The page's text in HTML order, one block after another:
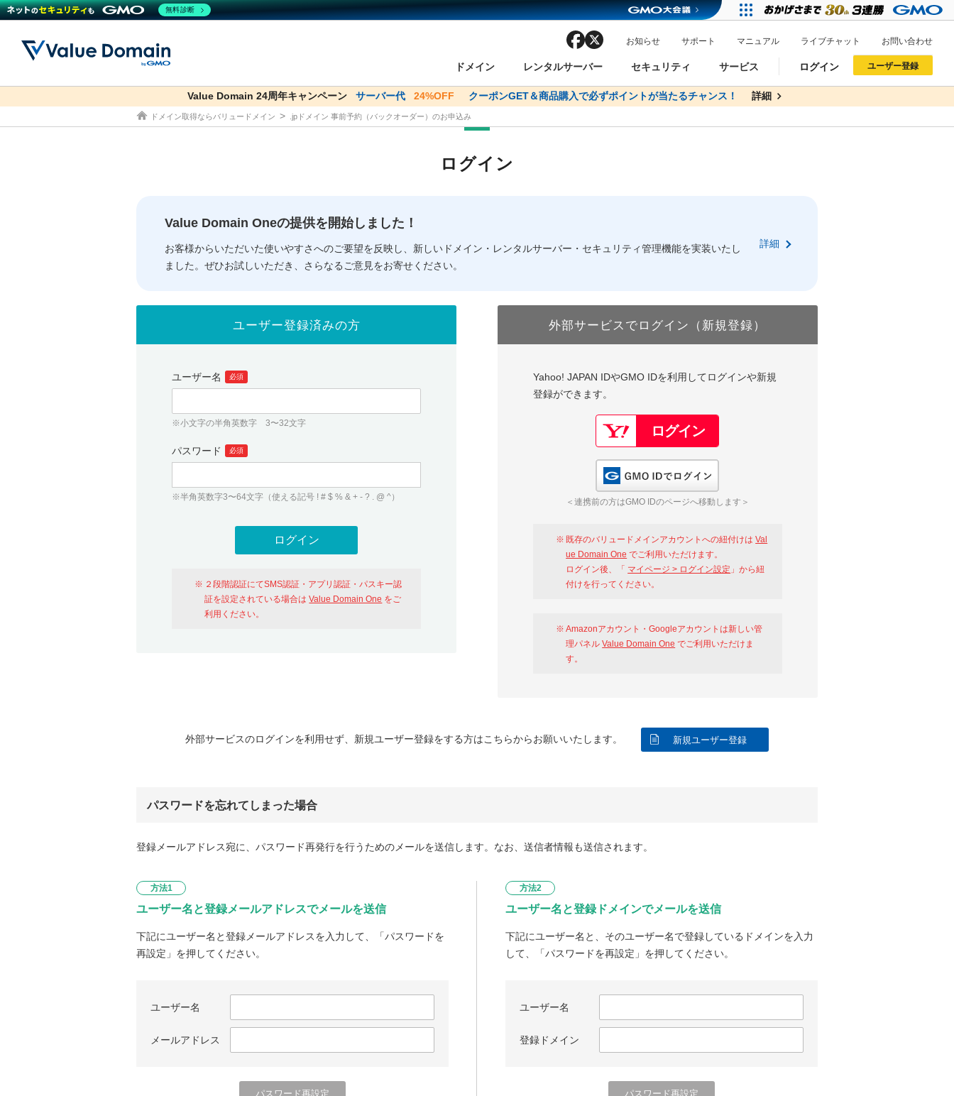
ドメイン
ドメイン ドメイン検索
ドメイン一括検索
人気ドメインの種類 WHOIS検索
レンタルサーバー
レンタルサーバー コアサーバー
セキュリティ
セキュリティ Value Domain ネットde診断
サービス
サービス お得意様割引
バリュードメインAPI
facebook お知らせ サポート マニュアル ライブチャット お問い合わせ
ログイン
従来のバリュードメインをご利用希望の方 おすすめ One レンタルサーバーを含む最新の機能を使う方
以下でもログイン可能
ユーザー登録
従来のバリュードメインをご利用希望の方 おすすめ One レンタルサーバーを含む最新の機能を使う方
以下でも登録可能
Value Domain 24周年キャンペーン サーバー代 24%OFF クーポンGET＆商品購入で必ずポイントが当たるチャンス！ 詳細
co.jpドメイン✕コアサーバーV2ビジネス応援キャンペーン サーバー料金1年間無料 詳細
ドメイン取得ならバリュードメイン .jpドメイン 事前予約（バックオーダー）のお申込み
ログイン
Value Domain Oneの提供を開始しました！
お客様からいただいた使いやすさへのご要望を反映し、新しいドメイン・レンタルサーバー・セキュリティ管理機能を実装いたし
ました。ぜひお試しいただき、さらなるご意見をお寄せください。
詳細
ユーザー登録済みの方
ユーザー名 必須
※小文字の半角英数字 3〜32文字
パスワード 必須
※半角英数字3〜64文字（使える記号 ! # $ % & + - ? . @ ^）
２段階認証にてSMS認証・アプリ認証・パスキー認
証を設定されている場合はValue Domain One をご
利用ください。
外部サービスでログイン（新規登録）
Yahoo! JAPAN IDやGMO IDを利用してログインや新規
登録ができます。
＜連携前の方はGMO IDのページへ移動します＞
既存のバリュードメインアカウントへの紐付けはVal
ue Domain One でご利用いただけます。
ログイン後、「 マイページ > ログイン設定 」から紐
付けを行ってください。
Amazonアカウント・Googleアカウントは新しい管
理パネルValue Domain One でご利用いただけま
す。
外部サービスのログインを利用せず、新規ユーザー登録をする方はこちらからお願いいたします。 新規ユーザー登録
パスワードを忘れてしまった場合
登録メールアドレス宛に、パスワード再発行を行うためのメールを送信します。なお、送信者情報も送信されます。
方法1
ユーザー名と登録メールアドレスでメールを送信
下記にユーザー名と登録メールアドレスを入力して、「パスワードを
再設定」を押してください。
ユーザー名
メールアドレス
方法2
ユーザー名と登録ドメインでメールを送信
下記にユーザー名と、そのユーザー名で登録しているドメインを入力
して、「パスワードを再設定」を押してください。
ユーザー名
登録ドメイン
無料診断